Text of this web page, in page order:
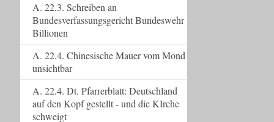
A. 22.3. Schreiben an
Bundesverfassungsgericht Bundeswehr
Billionen
A. 22.4. Chinesische Mauer vom Mond
unsichtbar
A. 22.4. Dt. Pfarrerblatt: Deutschland
auf den Kopf gestellt - und die KIrche
schweigt